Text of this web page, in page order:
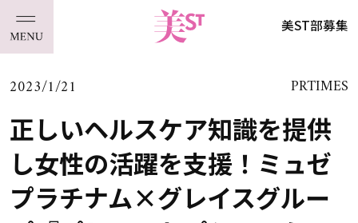
美ST部募集
2023/1/21 PRTIMES
正しいヘルスケア知識を提供
し女性の活躍を支援！ミュゼ
プラチナム×グレイスグルー